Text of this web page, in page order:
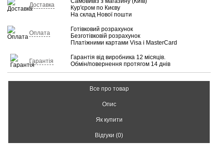
Доставка
Кур'єром по Києву
На склад Нової пошти
Оплата
Готівковий розрахунок
Безготівковій розрахунок
Платіжними картами Visa і MasterCard
Гарантія
Гарантія від виробника 12 місяців.
Обмін/повернення протягом 14 днів
Все про товар
Опис
Як купити
Відгуки (0)